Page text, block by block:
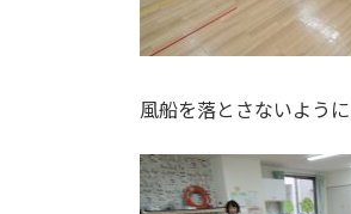
風船を落とさないよう